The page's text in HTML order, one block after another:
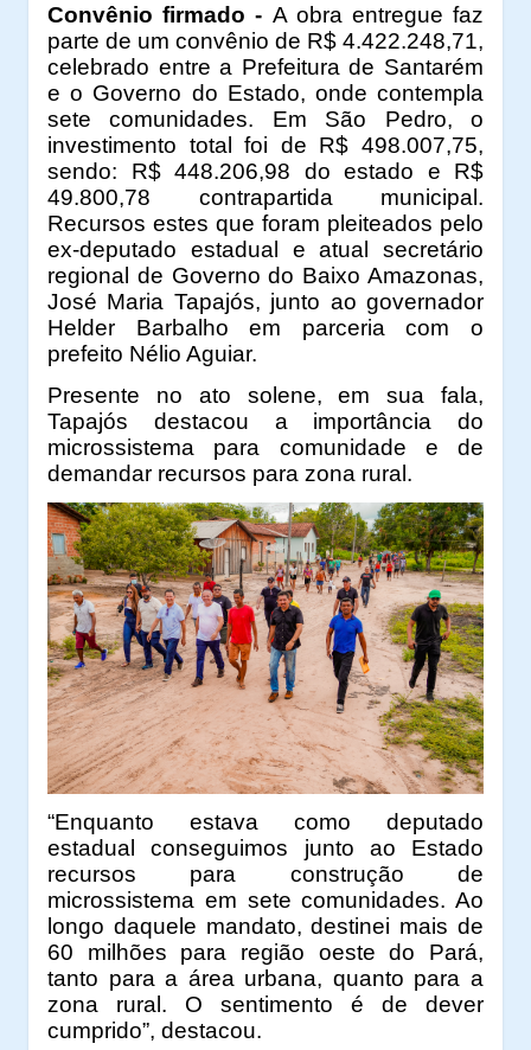
Convênio firmado - A obra entregue faz
parte de um convênio de R$ 4.422.248,71,
celebrado entre a Prefeitura de Santarém
e o Governo do Estado, onde contempla
sete comunidades. Em São Pedro, o
investimento total foi de R$ 498.007,75,
sendo: R$ 448.206,98 do estado e R$
49.800,78 contrapartida municipal.
Recursos estes que foram pleiteados pelo
ex-deputado estadual e atual secretário
regional de Governo do Baixo Amazonas,
José Maria Tapajós, junto ao governador
Helder Barbalho em parceria com o
prefeito Nélio Aguiar.
Presente no ato solene, em sua fala,
Tapajós destacou a importância do
microssistema para comunidade e de
demandar recursos para zona rural.
“Enquanto estava como deputado
estadual conseguimos junto ao Estado
recursos para construção de
microssistema em sete comunidades. Ao
longo daquele mandato, destinei mais de
60 milhões para região oeste do Pará,
tanto para a área urbana, quanto para a
zona rural. O sentimento é de dever
cumprido”, destacou.